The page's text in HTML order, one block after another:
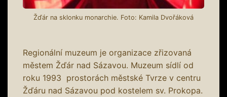
Žďár na sklonku monarchie. Foto: Kamila Dvořáková
Regionální muzeum je organizace zřizovaná
městem Žďár nad Sázavou. Muzeum sídlí od
roku 1993 prostorách městské Tvrze v centru
Žďáru nad Sázavou pod kostelem sv. Prokopa.